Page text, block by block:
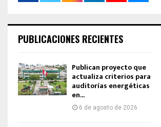
PUBLICACIONES RECIENTES
Publican proyecto que
actualiza criterios para
auditorías energéticas
en...
6 de agosto de 2026